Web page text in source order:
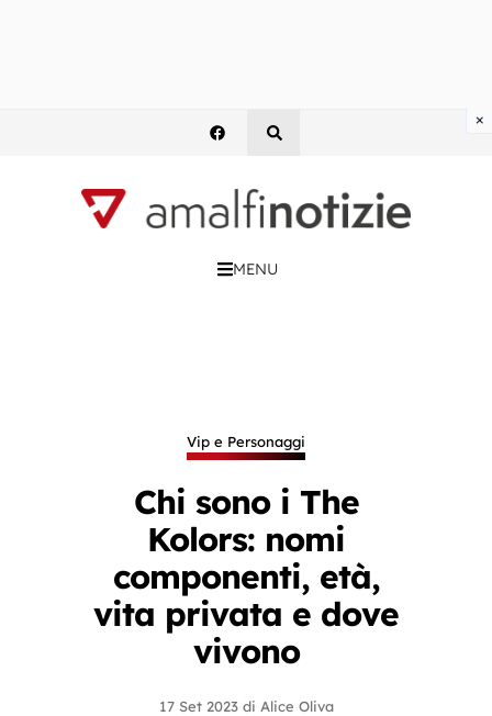
MENU
Vip e Personaggi
Chi sono i The
Kolors: nomi
componenti, età,
vita privata e dove
vivono
17 Set 2023 di Alice Oliva
×